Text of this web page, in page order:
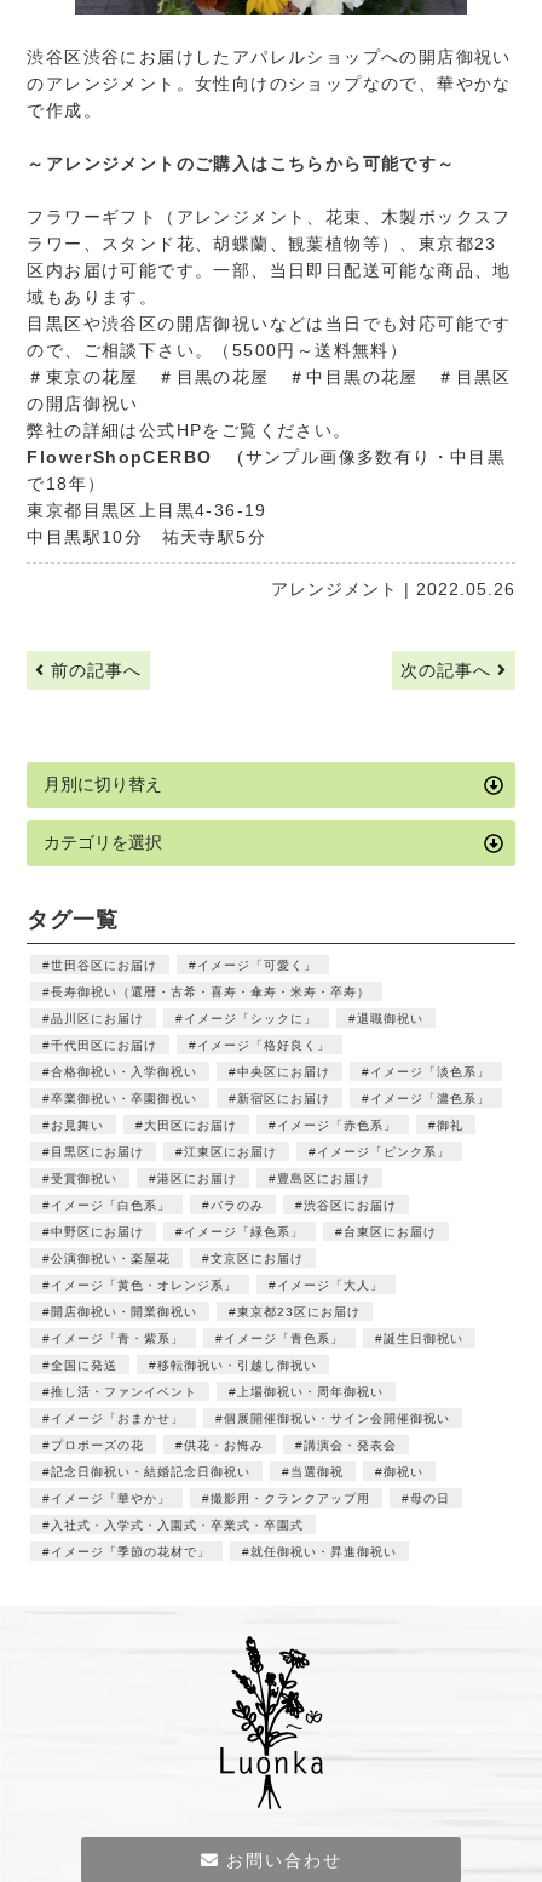
渋谷区渋谷にお届けしたアパレルショップへの開店御祝い
のアレンジメント。女性向けのショップなので、華やかな
で作成。
～アレンジメントのご購入はこちらから可能です～
フラワーギフト（アレンジメント、花束、木製ボックスフ
ラワー、スタンド花、胡蝶蘭、観葉植物等）、東京都23
区内お届け可能です。一部、当日即日配送可能な商品、地
域もあります。
目黒区や渋谷区の開店御祝いなどは当日でも対応可能です
ので、ご相談下さい。（5500円～送料無料）
＃東京の花屋 ＃目黒の花屋 ＃中目黒の花屋 ＃目黒区
の開店御祝い
弊社の詳細は公式HPをご覧ください。
FlowerShopCERBO
(サンプル画像多数有り・中目黒
で18年）
東京都目黒区上目黒4-36-19
中目黒駅10分 祐天寺駅5分
アレンジメント | 2022.05.26
前の記事へ 次の記事へ
タグ一覧
世田谷区にお届け
イメージ「可愛く」
長寿御祝い（還暦・古希・喜寿・傘寿・米寿・卒寿）
品川区にお届け
イメージ「シックに」
退職御祝い
千代田区にお届け
イメージ「格好良く」
合格御祝い・入学御祝い
中央区にお届け
イメージ「淡色系」
卒業御祝い・卒園御祝い
新宿区にお届け
イメージ「濃色系」
お見舞い
大田区にお届け イメージ「赤色系」
御礼
目黒区にお届け
江東区にお届け
イメージ「ピンク系」
受賞御祝い
港区にお届け
豊島区にお届け
イメージ「白色系」
バラのみ
渋谷区にお届け
中野区にお届け
イメージ「緑色系」
台東区にお届け
公演御祝い・楽屋花
文京区にお届け
イメージ「黄色・オレンジ系」
イメージ「大人」
開店御祝い・開業御祝い
東京都23区にお届け
イメージ「青・紫系」
イメージ「青色系」
誕生日御祝い
全国に発送
移転御祝い・引越し御祝い
推し活・ファンイベント
上場御祝い・周年御祝い
イメージ「おまかせ」
個展開催御祝い・サイン会開催御祝い
プロポーズの花
供花・お悔み
講演会・発表会
記念日御祝い・結婚記念日御祝い
当選御祝
御祝い
イメージ「華やか」
撮影用・クランクアップ用
母の日
入社式・入学式・入園式・卒業式・卒園式
イメージ「季節の花材で」
就任御祝い・昇進御祝い
お問い合わせ